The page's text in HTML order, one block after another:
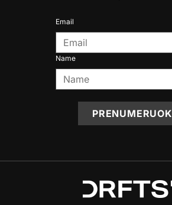
Email
Name
PRENUMERUOK